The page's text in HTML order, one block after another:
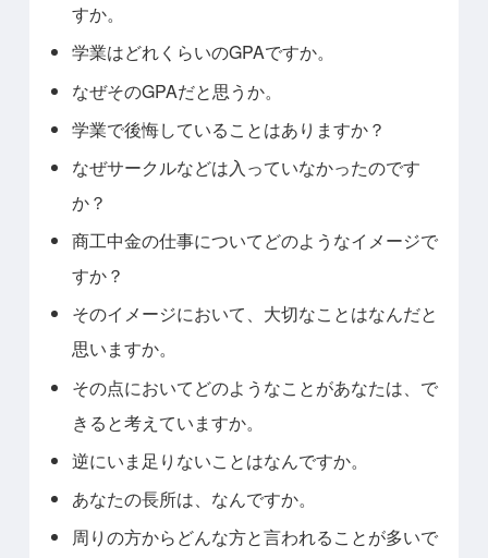
すか。
学業はどれくらいのGPAですか。
なぜそのGPAだと思うか。
学業で後悔していることはありますか？
なぜサークルなどは入っていなかったのです
か？
商工中金の仕事についてどのようなイメージで
すか？
そのイメージにおいて、大切なことはなんだと
思いますか。
その点においてどのようなことがあなたは、で
きると考えていますか。
逆にいま足りないことはなんですか。
あなたの長所は、なんですか。
周りの方からどんな方と言われることが多いで